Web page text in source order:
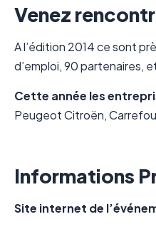
Venez
A l’édition 2014 ce sont
d’emploi, 90 partenaires,
Cette année les
Peugeot Citroën,
Informations
Site internet de